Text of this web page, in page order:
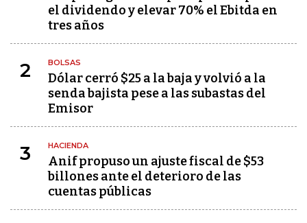
el dividendo y elevar 70% el Ebitda en
tres años
2 BOLSAS
Dólar cerró $25 a la baja y volvió a la
senda bajista pese a las subastas del
Emisor
3 HACIENDA
Anif propuso un ajuste fiscal de $53
billones ante el deterioro de las
cuentas públicas